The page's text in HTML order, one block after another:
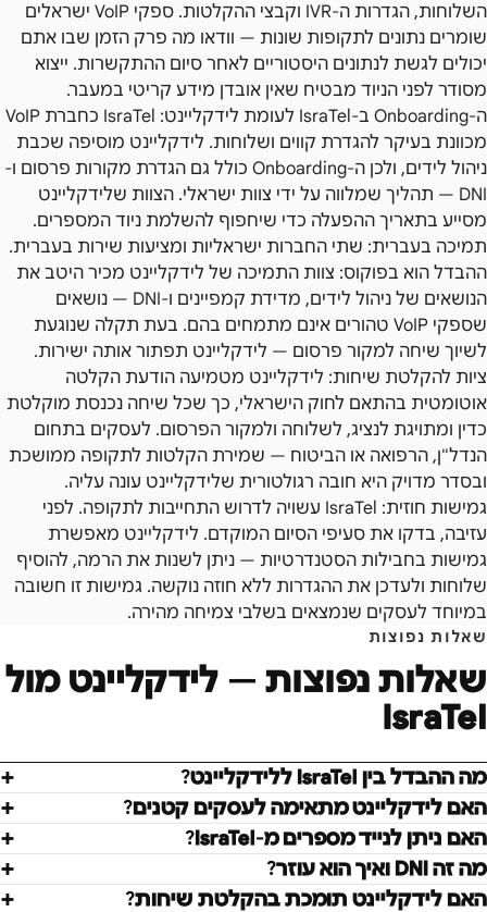
השלוחות, הגדרות ה-IVR וקבצי ההקלטות. ספקי VoIP ישראלים
שומרים נתונים לתקופות שונות — וודאו מה פרק הזמן שבו אתם
יכולים לגשת לנתונים היסטוריים לאחר סיום ההתקשרות. ייצוא
מסודר לפני הניוד מבטיח שאין אובדן מידע קריטי במעבר.
ה-Onboarding ב-IsraTel לעומת לידקליינט: IsraTel כחברת VoIP
מכוונת בעיקר להגדרת קווים ושלוחות. לידקליינט מוסיפה שכבת
ניהול לידים, ולכן ה-Onboarding כולל גם הגדרת מקורות פרסום ו-
DNI — תהליך שמלווה על ידי צוות ישראלי. הצוות שלידקליינט
מסייע בתאריך ההפעלה כדי שיחפוף להשלמת ניוד המספרים.
תמיכה בעברית: שתי החברות ישראליות ומציעות שירות בעברית.
ההבדל הוא בפוקוס: צוות התמיכה של לידקליינט מכיר היטב את
הנושאים של ניהול לידים, מדידת קמפיינים ו-DNI — נושאים
שספקי VoIP טהורים אינם מתמחים בהם. בעת תקלה שנוגעת
לשיוך שיחה למקור פרסום — לידקליינט תפתור אותה ישירות.
ציות להקלטת שיחות: לידקליינט מטמיעה הודעת הקלטה
אוטומטית בהתאם לחוק הישראלי, כך שכל שיחה נכנסת מוקלטת
כדין ומתויגת לנציג, לשלוחה ולמקור הפרסום. לעסקים בתחום
הנדל"ן, הרפואה או הביטוח — שמירת הקלטות לתקופה ממושכת
ובסדר מדויק היא חובה רגולטורית שלידקליינט עונה עליה.
גמישות חוזית: IsraTel עשויה לדרוש התחייבות לתקופה. לפני
עזיבה, בדקו את סעיפי הסיום המוקדם. לידקליינט מאפשרת
גמישות בחבילות הסטנדרטיות — ניתן לשנות את הרמה, להוסיף
שלוחות ולעדכן את ההגדרות ללא חוזה נוקשה. גמישות זו חשובה
במיוחד לעסקים שנמצאים בשלבי צמיחה מהירה.
שאלות נפוצות
שאלות נפוצות — לידקליינט מול
IsraTel
מה ההבדל בין IsraTel ללידקליינט?
האם לידקליינט מתאימה לעסקים קטנים?
האם ניתן לנייד מספרים מ-IsraTel?
מה זה DNI ואיך הוא עוזר?
האם לידקליינט תומכת בהקלטת שיחות?